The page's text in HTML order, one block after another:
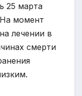
25 марта
На момент
лечении в
смерти